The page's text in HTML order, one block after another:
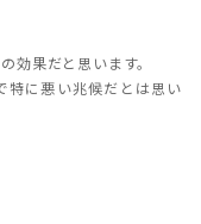
効果だと思います。
特に悪い兆候だとは思い